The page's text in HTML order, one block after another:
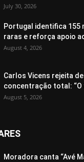
July 30, 2026
Portugal identifica 155
raras e reforça apoio
August 4, 2026
Carlos Vicens rejeita
concentração total:
August 5, 2026
Moradora canta “Avé